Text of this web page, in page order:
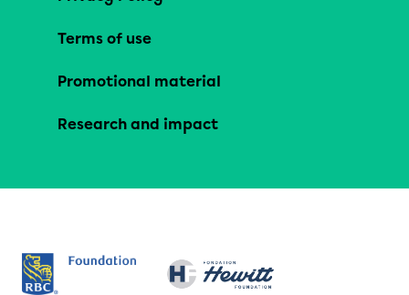
Terms of use
Promotional material
Research and impact